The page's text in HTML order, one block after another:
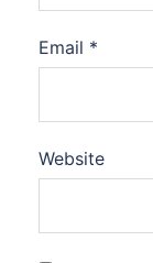
Email *
Website